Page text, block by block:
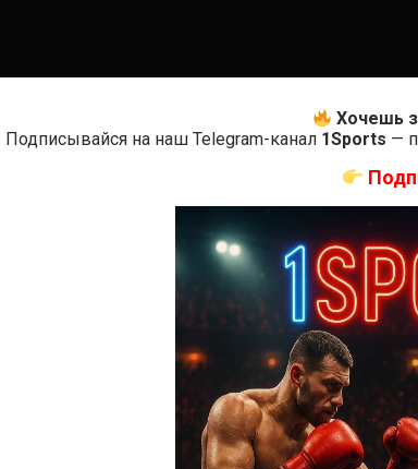
Хочешь
Подписывайся на наш Telegram-канал 1Sports —